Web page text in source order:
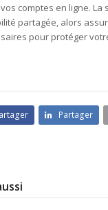
comptes en ligne.
partagée, alors
pour protéger
Partager